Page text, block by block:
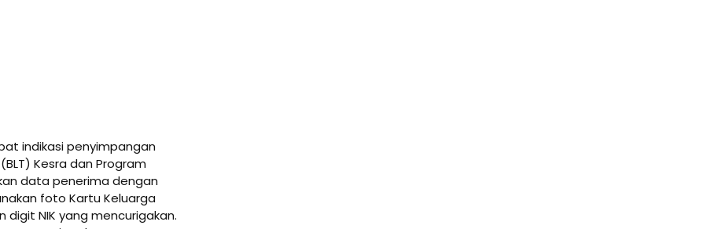
indikasi penyimpangan
Kesra dan Program
data penerima dengan
foto Kartu Keluarga
NIK yang mencurigakan.